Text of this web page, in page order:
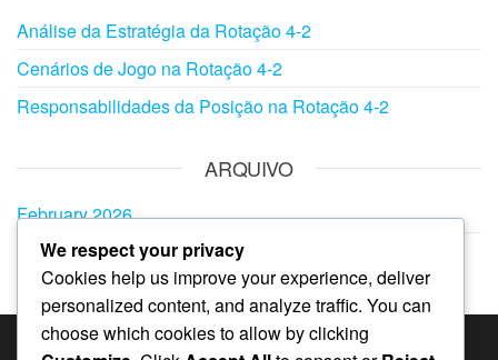
Análise da Estratégia da Rotação 4-2
Cenários de Jogo na Rotação 4-2
Responsabilidades da Posição na Rotação 4-2
ARQUIVO
February 2026
January 2026
We respect your privacy
Cookies help us improve your experience, deliver
personalized content, and analyze traffic. You can
choose which cookies to allow by clicking